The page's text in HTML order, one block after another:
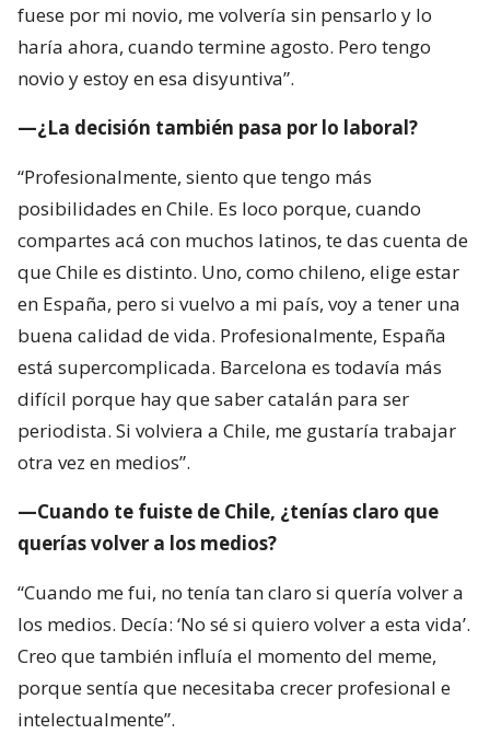
fuese por mi novio, me volvería sin pensarlo y lo
haría ahora, cuando termine agosto. Pero tengo
novio y estoy en esa disyuntiva”.
—¿La decisión también pasa por lo laboral?
“Profesionalmente, siento que tengo más
posibilidades en Chile. Es loco porque, cuando
compartes acá con muchos latinos, te das cuenta de
que Chile es distinto. Uno, como chileno, elige estar
en España, pero si vuelvo a mi país, voy a tener una
buena calidad de vida. Profesionalmente, España
está supercomplicada. Barcelona es todavía más
difícil porque hay que saber catalán para ser
periodista. Si volviera a Chile, me gustaría trabajar
otra vez en medios”.
—Cuando te fuiste de Chile, ¿tenías claro que
querías volver a los medios?
“Cuando me fui, no tenía tan claro si quería volver a
los medios. Decía: ‘No sé si quiero volver a esta vida’.
Creo que también influía el momento del meme,
porque sentía que necesitaba crecer profesional e
intelectualmente”.